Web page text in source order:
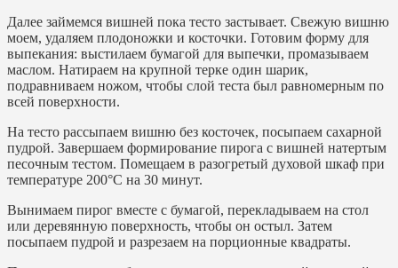
Далее займемся вишней пока тесто застывает. Свежую вишню
моем, удаляем плодоножки и косточки. Готовим форму для
выпекания: выстилаем бумагой для выпечки, промазываем
маслом. Натираем на крупной терке один шарик,
подравниваем ножом, чтобы слой теста был равномерным по
всей поверхности.
На тесто рассыпаем вишню без косточек, посыпаем сахарной
пудрой. Завершаем формирование пирога с вишней натертым
песочным тестом. Помещаем в разогретый духовой шкаф при
температуре 200°С на 30 минут.
Вынимаем пирог вместе с бумагой, перекладываем на стол
или деревянную поверхность, чтобы он остыл. Затем
посыпаем пудрой и разрезаем на порционные квадраты.